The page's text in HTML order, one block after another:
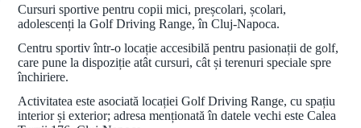
Cursuri sportive pentru copii mici, preșcolari, școlari,
adolescenți la Golf Driving Range, în Cluj-Napoca.
Centru sportiv într-o locație accesibilă pentru pasionații de golf,
care pune la dispoziție atât cursuri, cât și terenuri speciale spre
închiriere.
Activitatea este asociată locației Golf Driving Range, cu spațiu
interior și exterior; adresa menționată în datele vechi este Calea